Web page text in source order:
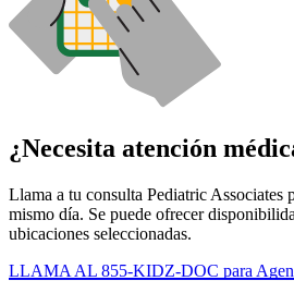
¿Necesita atención
Llama a tu consulta Pediatric Associates
mismo día. Se puede ofrecer
ubicaciones seleccionadas.
LLAMA AL 855-KIDZ-DOC para